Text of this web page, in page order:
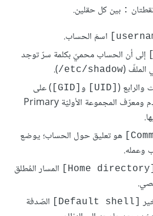
: بين كل حقلين.
اسمَ الحساب.
إلى أن الحساب محميّ بكلمة سرّ توجد
etc/shadow/
).
والرابع (
و
) على
التوالي معرّف المستخدِم ومعرّف المجموعة الأوليّة Primary
هو تعليق حول الحساب؛ يوضع
وعمله.
المسار المُطلق
الصّدفة